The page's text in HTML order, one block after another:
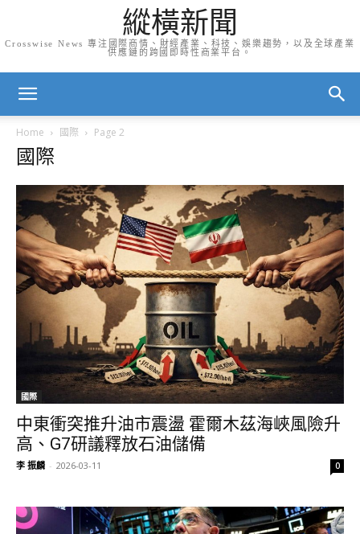
縱橫新聞
Crosswise News 專注國際商情、財經產業、科技、娛樂趨勢，以及全球產業
供應鏈的跨國即時性商業平台。
Home 國際 Page 2
國際
國際
中東衝突推升油市震盪 霍爾木茲海峽風險升
高、G7研議釋放石油儲備
李 振麟 - 2026-03-11 0